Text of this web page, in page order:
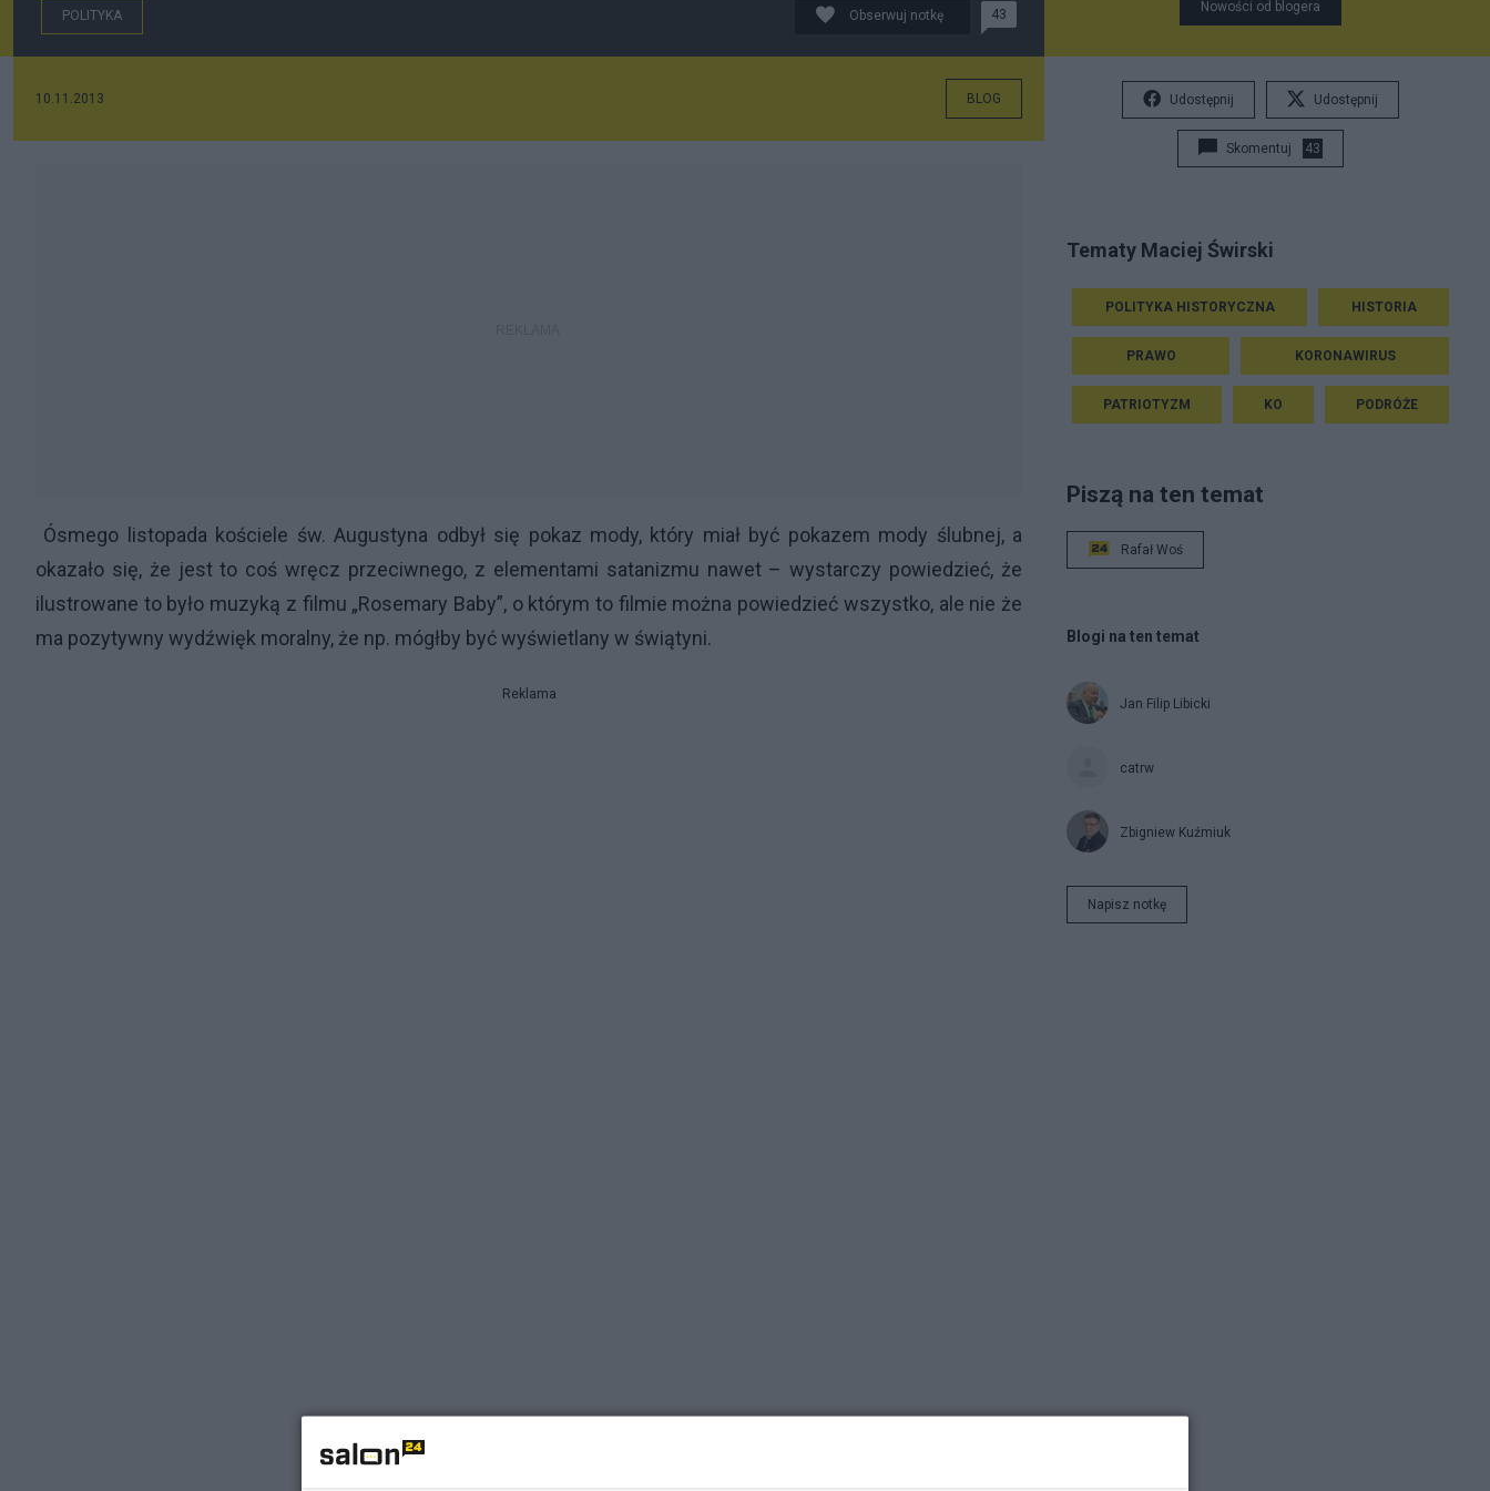
POLITYKA Obserwuj notkę 43
10.11.2013 BLOG
Ósmego listopada kościele św. Augustyna odbył się pokaz mody, który miał być pokazem mody ślubnej, a
okazało się, że jest to coś wręcz przeciwnego, z elementami satanizmu nawet – wystarczy powiedzieć, że
ilustrowane to było muzyką z filmu „Rosemary Baby”, o którym to filmie można powiedzieć wszystko, ale nie że
ma pozytywny wydźwięk moralny, że np. mógłby być wyświetlany w świątyni.
Reklama
Nowości od blogera
Udostępnij Udostępnij
Skomentuj 43
Tematy Maciej Świrski
POLITYKA HISTORYCZNA HISTORIA
PRAWO KORONAWIRUS
PATRIOTYZM KO PODRÓŻE
Piszą na ten temat
Rafał Woś
Blogi na ten temat
Jan Filip Libicki
catrw
Zbigniew Kuźmiuk
Napisz notkę